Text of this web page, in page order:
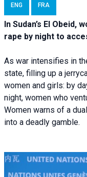
ENG FRA
In Sudan’s El Obeid,
rape by night to
As war intensifies in
state, filling up a
women and girls: by
night, women who
Women warns of a
into a deadly gamble.